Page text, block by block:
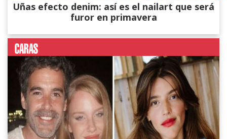
Uñas efecto denim: así es el nailart que será
furor en primavera